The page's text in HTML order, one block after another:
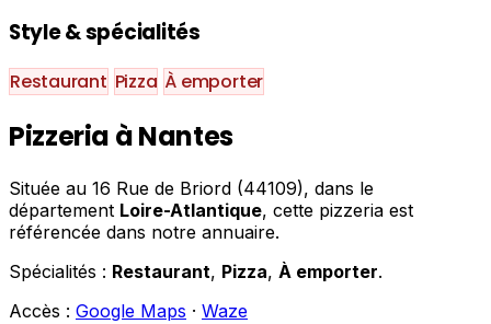
Style & spécialités
Restaurant Pizza À emporter
Pizzeria à Nantes
Située au 16 Rue de Briord (44109), dans le
département Loire-Atlantique, cette pizzeria est
référencée dans notre annuaire.
Spécialités : Restaurant, Pizza, À emporter.
Accès : Google Maps · Waze